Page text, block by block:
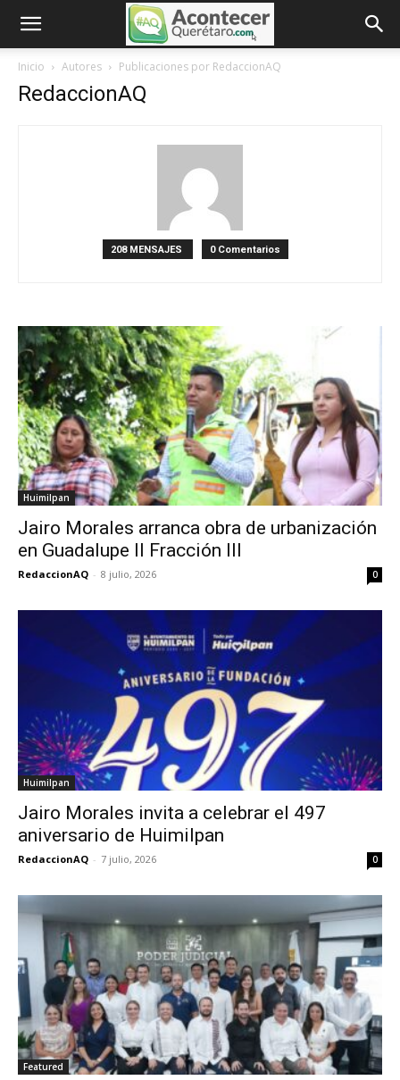
Inicio Autores Publicaciones por RedaccionAQ
RedaccionAQ
208 MENSAJES 0 Comentarios
Huimilpan
Jairo Morales arranca obra de urbanización
en Guadalupe II Fracción III
RedaccionAQ - 8 julio, 2026 0
Huimilpan
Jairo Morales invita a celebrar el 497
aniversario de Huimilpan
RedaccionAQ - 7 julio, 2026 0
Featured